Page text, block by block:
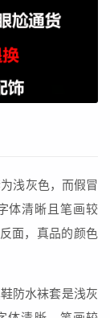
浅灰色，而假冒
体清晰且笔画较
面，真品的颜色
防水袜套是浅灰